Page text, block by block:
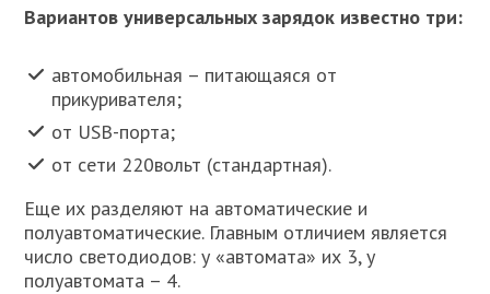
Вариантов универсальных зарядок известно три:
автомобильная – питающаяся от
прикуривателя;
от USB-порта;
от сети 220вольт (стандартная).
Еще их разделяют на автоматические и
полуавтоматические. Главным отличием является
число светодиодов: у «автомата» их 3, у
полуавтомата – 4.